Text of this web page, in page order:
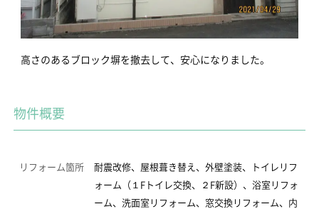
高さのあるブロック塀を撤去して、安心になりました。
物件概要
リフォーム箇所
耐震改修、屋根葺き替え、外壁塗装、トイレリフ
ォーム（１Fトイレ交換、２F新設）、浴室リフォ
ーム、洗面室リフォーム、窓交換リフォーム、内